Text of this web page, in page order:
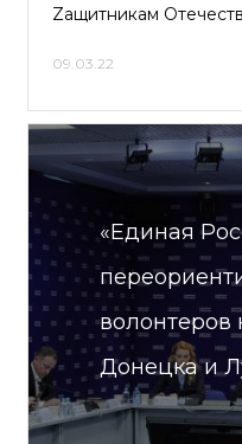
Zащитникам
09.03.22
«Единая
волонтеров
Донецка и